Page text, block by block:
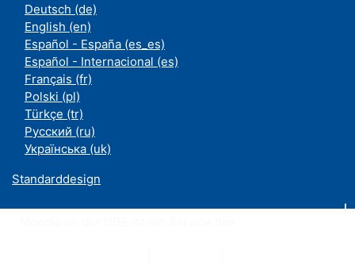
Deutsch ‎(de)‎
English ‎(en)‎
Español - España ‎(es_es)‎
Español - Internacional ‎(es)‎
Français ‎(fr)‎
Polski ‎(pl)‎
Türkçe ‎(tr)‎
Русский ‎(ru)‎
Українська ‎(uk)‎
Standarddesign